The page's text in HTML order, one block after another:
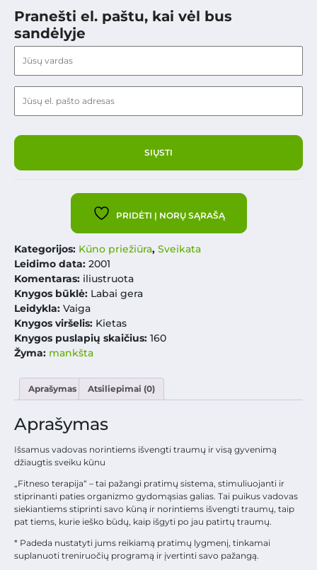
Pranešti el. paštu, kai vėl bus
sandėlyje
PRIDĖTI Į NORŲ SĄRAŠĄ
Kategorijos: Kūno priežiūra, Sveikata
Leidimo data: 2001
Komentaras: iliustruota
Knygos būklė: Labai gera
Leidykla: Vaiga
Knygos viršelis: Kietas
Knygos puslapių skaičius: 160
Žyma: mankšta
Aprašymas Atsiliepimai (0)
Aprašymas
Išsamus vadovas norintiems išvengti traumų ir visą gyvenimą
džiaugtis sveiku kūnu
„Fitneso terapija“ – tai pažangi pratimų sistema, stimuliuojanti ir
stiprinanti paties organizmo gydomąsias galias. Tai puikus vadovas
siekiantiems stiprinti savo kūną ir norintiems išvengti traumų, taip
pat tiems, kurie ieško būdų, kaip išgyti po jau patirtų traumų.
* Padeda nustatyti jums reikiamą pratimų lygmenį, tinkamai
suplanuoti treniruočių programą ir įvertinti savo pažangą.